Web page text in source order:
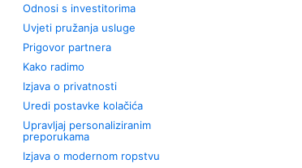
Odnosi s investitorima
Uvjeti pružanja usluge
Prigovor partnera
Kako radimo
Izjava o privatnosti
Uredi postavke kolačića
Upravljaj personaliziranim
preporukama
Izjava o modernom ropstvu